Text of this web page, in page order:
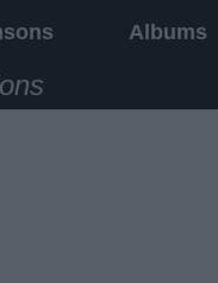
Albums